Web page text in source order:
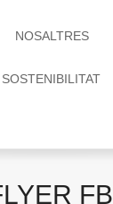
NOSALTRES
SOSTENIBILITAT
FB